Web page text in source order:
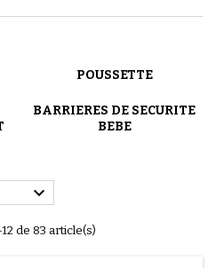
POUSSETTE
BARRIERES DE SECURITE
BEBE

de 83 article(s)